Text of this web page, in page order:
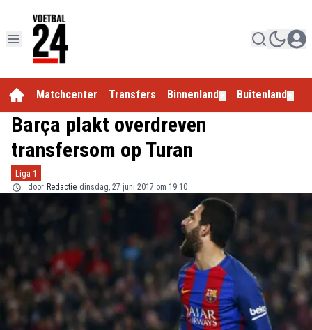
Matchcenter Transfers Binnenland Buitenland
Barça plakt overdreven
transfersom op Turan
Liga 1
door Redactie dinsdag, 27 juni 2017 om 19:10